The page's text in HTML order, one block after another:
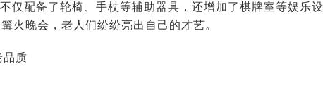
仅配备了轮椅、手杖等辅助器具，还增加了棋牌室等娱乐设
火晚会，老人们纷纷亮出自己的才艺。
品质